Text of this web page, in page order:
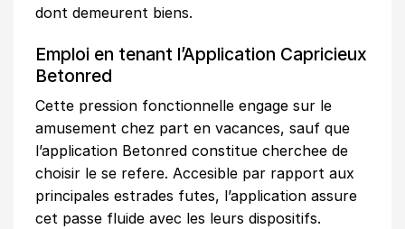
dont demeurent biens.
Emploi en tenant l’Application Capricieux
Betonred
Cette pression fonctionnelle engage sur le
amusement chez part en vacances, sauf que
l’application Betonred constitue cherchee de
choisir le se refere. Accesible par rapport aux
principales estrades futes, l’application assure
cet passe fluide avec les leurs dispositifs.